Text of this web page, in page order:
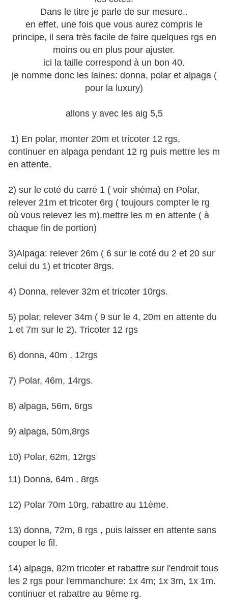
Dans le titre je parle de sur mesure..
en effet, une fois que vous aurez compris le
principe, il sera très facile de faire quelques rgs en
moins ou en plus pour ajuster.
ici la taille correspond à un bon 40.
je nomme donc les laines: donna, polar et alpaga (
pour la luxury)
allons y avec les aig 5,5
1) En polar, monter 20m et tricoter 12 rgs,
continuer en alpaga pendant 12 rg puis mettre les m
en attente.
2) sur le coté du carré 1 ( voir shéma) en Polar,
relever 21m et tricoter 6rg ( toujours compter le rg
où vous relevez les m).mettre les m en attente ( à
chaque fin de portion)
3)Alpaga: relever 26m ( 6 sur le coté du 2 et 20 sur
celui du 1) et tricoter 8rgs.
4) Donna, relever 32m et tricoter 10rgs.
5) polar, relever 34m ( 9 sur le 4, 20m en attente du
1 et 7m sur le 2). Tricoter 12 rgs
6) donna, 40m , 12rgs
7) Polar, 46m, 14rgs.
8) alpaga, 56m, 6rgs
9) alpaga, 50m,8rgs
10) Polar, 62m, 12rgs
11) Donna, 64m , 8rgs
12) Polar 70m 10rg, rabattre au 11ème.
13) donna, 72m, 8 rgs , puis laisser en attente sans
couper le fil.
14) alpaga, 82m tricoter et rabattre sur l'endroit tous
les 2 rgs pour l'emmanchure: 1x 4m; 1x 3m, 1x 1m.
continuer et rabattre au 9ème rg.